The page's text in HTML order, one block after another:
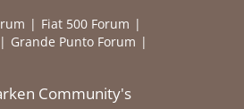
Fiat 500 Forum
Grande Punto Forum
Community's